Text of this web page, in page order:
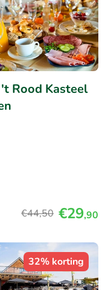
Rood Kasteel
€44,50 €29,90
32% korting